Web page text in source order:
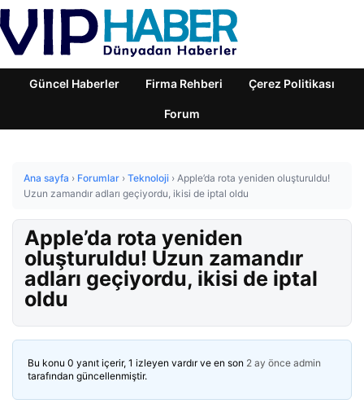
Güncel Haberler Firma Rehberi Çerez Politikası
Forum
Ana sayfa › Forumlar › Teknoloji › Apple’da rota yeniden oluşturuldu!
Uzun zamandır adları geçiyordu, ikisi de iptal oldu
Apple’da rota yeniden
oluşturuldu! Uzun zamandır
adları geçiyordu, ikisi de iptal
oldu
Bu konu 0 yanıt içerir, 1 izleyen vardır ve en son 2 ay önce admin
tarafından güncellenmiştir.